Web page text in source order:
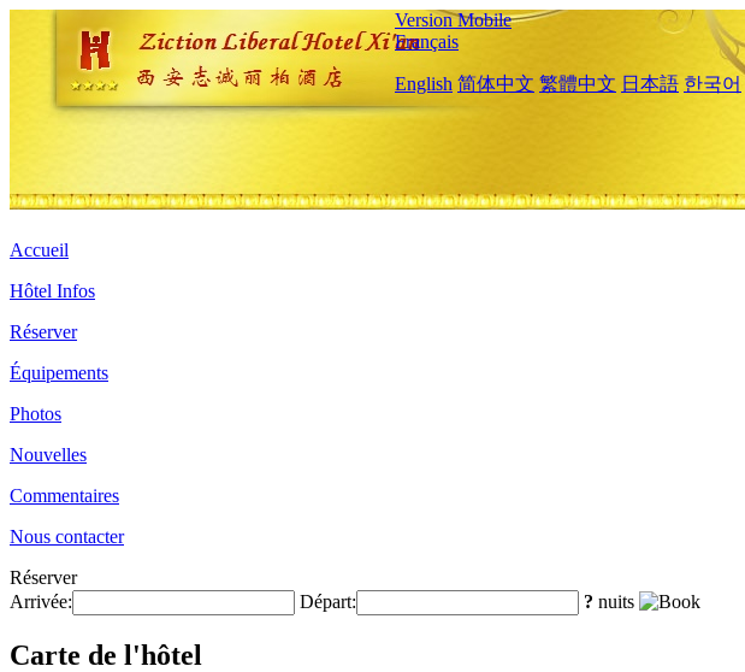
Version Mobile
Français
English 简体中文 繁體中文 日本語 한국어
Accueil
Hôtel Infos
Réserver
Équipements
Photos
Nouvelles
Commentaires
Nous contacter
Réserver
Arrivée:
Départ: ? nuits
Carte de l'hôtel